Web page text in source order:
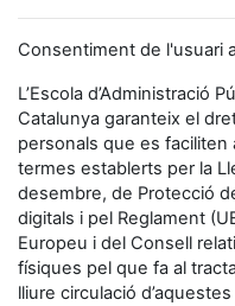
Consentiment de l'usuari
L’Escola d’Administració
Catalunya garanteix el
personals que es faciliten
termes establerts per la
desembre, de Protecció
digitals i pel Reglament
Europeu i del Consell
físiques pel que fa al
lliure circulació